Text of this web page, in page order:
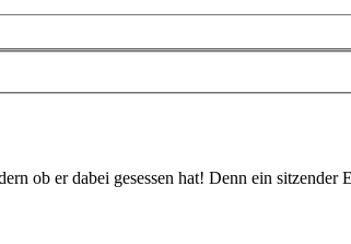
ob er dabei gesessen hat! Denn ein